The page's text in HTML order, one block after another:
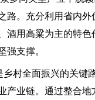
路。充分利用省内
酒用高粱为主的特
强支撑。
乡村全面振兴的关
产业链。通过整合